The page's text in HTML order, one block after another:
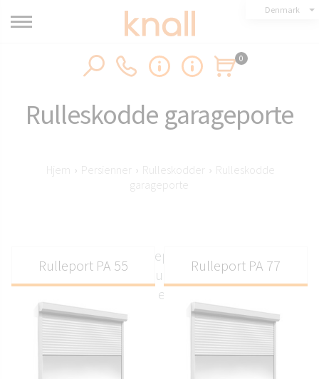
Denmark
0
Rulleskodde garageporte
Hjem › Persienner › Rulleskodder › Rulleskodde
garageporte
Rulleskodder garageporte fra Knall i sikre
adaptive systemer, manuelle eller elektriske. Fås i
store størrelser og med en pålidelig skjult variant
Rulleport PA 55 Rulleport PA 77